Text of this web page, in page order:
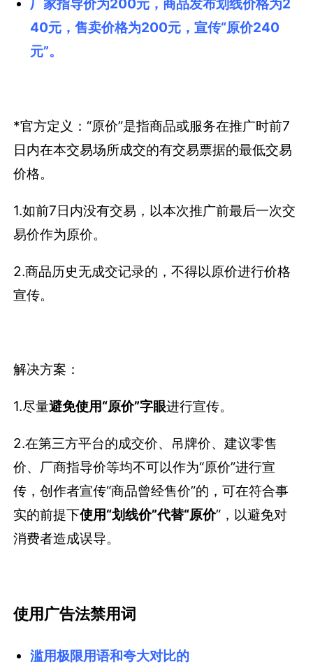
厂家指导价为200元，商品发布划线价格为2
40元，售卖价格为200元，宣传“原价240
元”。
*官方定义：“原价”是指商品或服务在推广时前7
日内在本交易场所成交的有交易票据的最低交易
价格。
1.如前7日内没有交易，以本次推广前最后一次交
易价作为原价。
2.商品历史无成交记录的，不得以原价进行价格
宣传。
解决方案：
1.尽量避免使用“原价”字眼进行宣传。
2.在第三方平台的成交价、吊牌价、建议零售
价、厂商指导价等均不可以作为“原价”进行宣
传，创作者宣传“商品曾经售价”的，可在符合事
实的前提下使用“划线价”代替“原价”，以避免对
消费者造成误导。
使用广告法禁用词
滥用极限用语和夸大对比的